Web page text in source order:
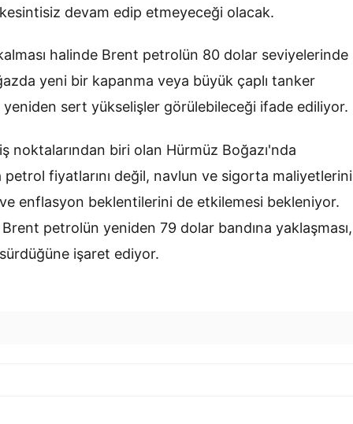
devam edip etmeyeceği olacak.
kalması halinde Brent petrolün 80 dolar seviyelerinde
yeni bir kapanma veya büyük çaplı tanker
yeniden sert yükselişler görülebileceği ifade ediliyor.
biri olan Hürmüz Boğazı'nda
petrol fiyatlarını değil, navlun ve sigorta
enflasyon beklentilerini de etkilemesi bekleniyor.
Brent petrolün yeniden 79 dolar bandına yaklaşması,
işaret ediyor.